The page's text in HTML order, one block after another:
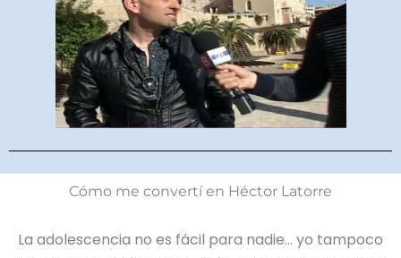
Cómo me convertí en Héctor Latorre
La adolescencia no es fácil para nadie… yo tampoco